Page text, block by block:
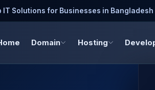
IT Solutions for Businesses in Bangladesh
Domain Hosting